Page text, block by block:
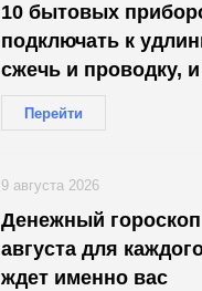
10 бытовых
подключать к
сжечь и проводку,
Перейти
Денежный
августа для
ждет именно вас
9 августа 2026